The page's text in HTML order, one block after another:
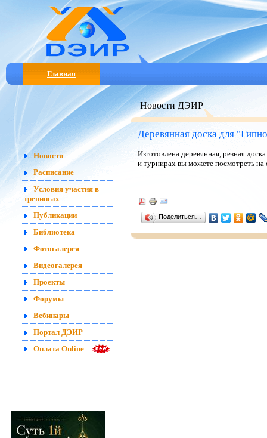
Главная
Новости
Расписание
Условия участия в
тренингах
Публикации
Библиотека
Фотогалерея
Видеогалерея
Проекты
Форумы
Вебинары
Портал ДЭИР
Оплата Online
Новости ДЭИР
Деревянная доска для
Изготовлена деревянная, резная
и турнирах вы можете посмотреть на
Поделиться…